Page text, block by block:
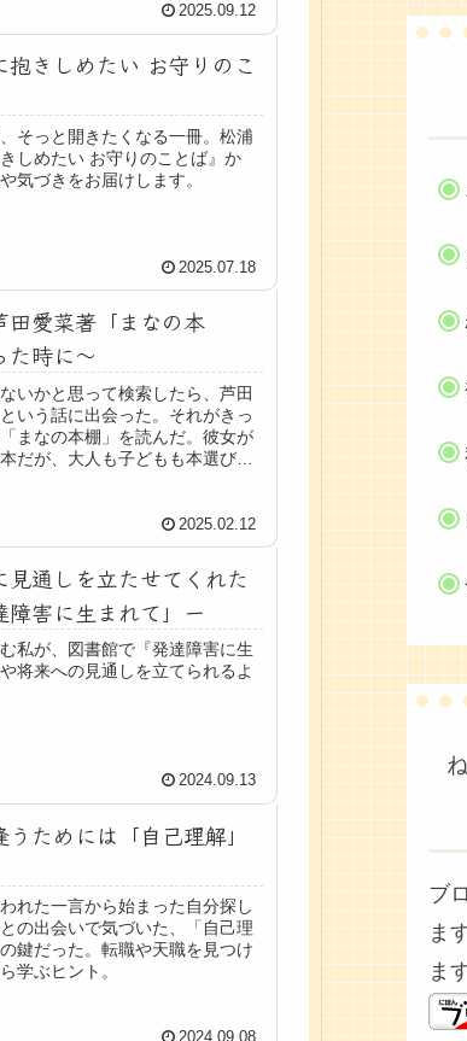
2025.09.12
きしめたい お守りのこ
そっと開きたくなる一冊。松浦
しめたい お守りのことば』か
気づきをお届けします。
2025.07.18
愛菜著「まなの本
た時に〜
いかと思って検索したら、芦田
いう話に出会った。それがきっ
まなの本棚」を読んだ。彼女が
だが、大人も子どもも本選びに
2025.02.12
通しを立たせてくれた
害に生まれて」ー
私が、図書館で『発達障害に生
将来への見通しを立てられるよ
2024.09.13
ためには「自己理解」
れた一言から始まった自分探し
の出会いで気づいた、「自己理
鍵だった。転職や天職を見つけ
学ぶヒント。
ブ
ま
ま